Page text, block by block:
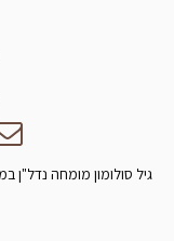
גיל סולומון מומחה נדל"ן